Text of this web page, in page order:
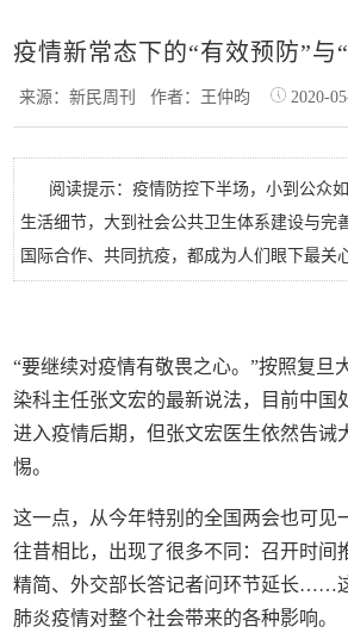
疫情新常态下的“有效预防”与
来源：新民周刊作者：王仲昀 2020-
阅读提示：疫情防控下半场，小到公众
生活细节，大到社会公共卫生体系建设与完
国际合作、共同抗疫，都成为人们眼下最关
“要继续对疫情有敬畏之心。”按照复旦
染科主任张文宏的最新说法，目前中国
进入疫情后期，但张文宏医生依然告诫
惕。
这一点，从今年特别的全国两会也可见
往昔相比，出现了很多不同：召开时间
精简、外交部长答记者问环节延长……
肺炎疫情对整个社会带来的各种影响。